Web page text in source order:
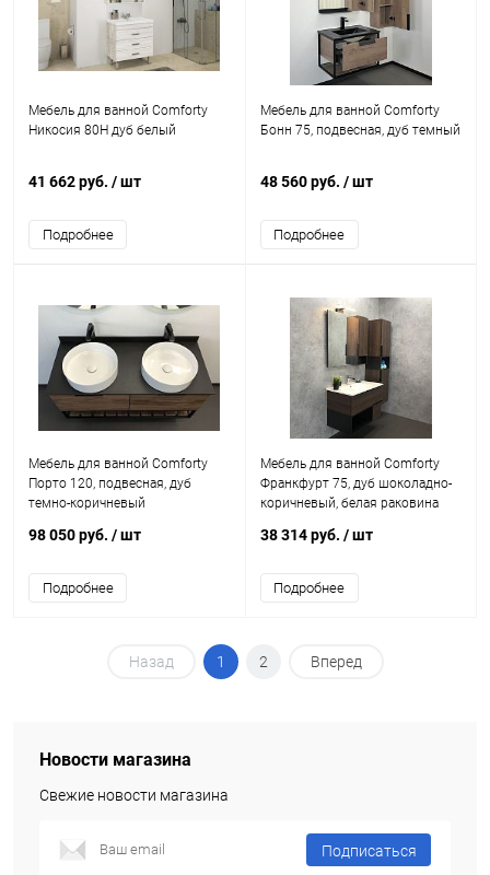
Мебель для ванной Comforty
Никосия 80Н дуб белый
41 662 руб. / шт
Подробнее
Мебель для ванной Comforty
Бонн 75, подвесная, дуб темный
48 560 руб. / шт
Подробнее
Мебель для ванной Comforty
Порто 120, подвесная, дуб
темно-коричневый
98 050 руб. / шт
Подробнее
Мебель для ванной Comforty
Франкфурт 75, дуб шоколадно-
коричневый, белая раковина
38 314 руб. / шт
Подробнее
Назад 1 2 Вперед
Новости магазина
Свежие новости магазина
Подписаться